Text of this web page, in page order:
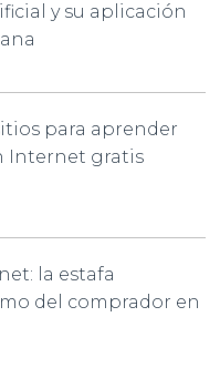
y su aplicación
para aprender
Internet gratis
la estafa
del comprador en